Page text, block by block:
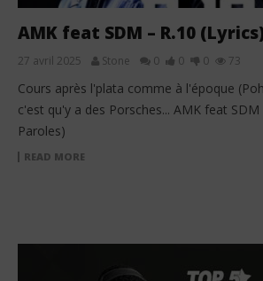
AMK feat SDM – R.10
27 avril 2025 Stone 0 0 0 73
Cours après l'plata comme à l'époque
c'est qu'y a des Porsches... AMK feat SDM
Paroles)
READ MORE